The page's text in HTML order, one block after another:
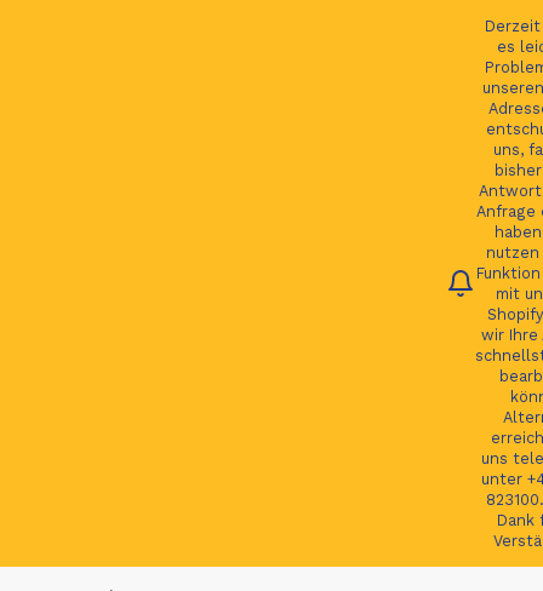
es
uns,
Antwort
Anfrage
nutzen
mit
wir Ihre
uns
unter
Dank